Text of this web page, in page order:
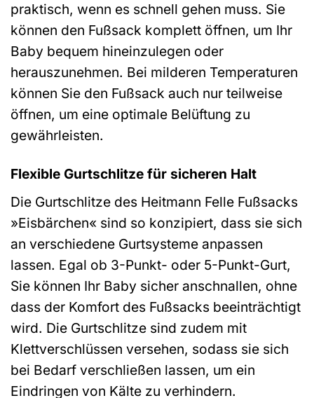
praktisch, wenn es schnell gehen muss. Sie
können den Fußsack komplett öffnen, um Ihr
Baby bequem hineinzulegen oder
herauszunehmen. Bei milderen Temperaturen
können Sie den Fußsack auch nur teilweise
öffnen, um eine optimale Belüftung zu
gewährleisten.
Flexible Gurtschlitze für sicheren Halt
Die Gurtschlitze des Heitmann Felle Fußsacks
»Eisbärchen« sind so konzipiert, dass sie sich
an verschiedene Gurtsysteme anpassen
lassen. Egal ob 3-Punkt- oder 5-Punkt-Gurt,
Sie können Ihr Baby sicher anschnallen, ohne
dass der Komfort des Fußsacks beeinträchtigt
wird. Die Gurtschlitze sind zudem mit
Klettverschlüssen versehen, sodass sie sich
bei Bedarf verschließen lassen, um ein
Eindringen von Kälte zu verhindern.